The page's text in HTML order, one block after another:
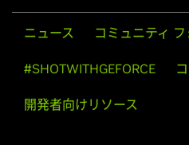
ニュース コミュニティ
#SHOTWITHGEFORCE
開発者向けリソース